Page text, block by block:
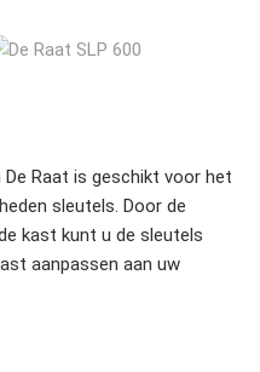
Raat is geschikt voor het
sleutels. Door de
kast kunt u de sleutels
aanpassen aan uw